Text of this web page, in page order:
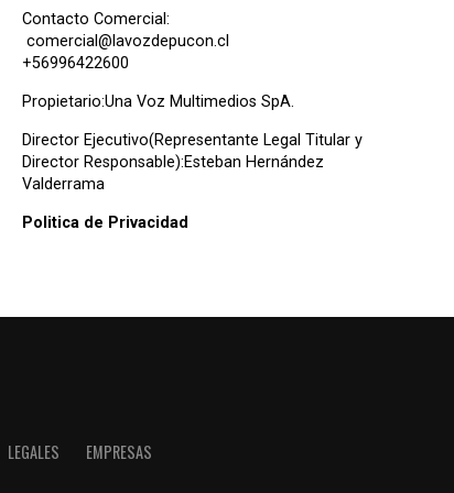
Contacto Comercial:
comercial@lavozdepucon.cl
+56996422600
Propietario:Una Voz Multimedios SpA.
Director Ejecutivo(Representante Legal Titular y
Director Responsable):Esteban Hernández
Valderrama
Politica de Privacidad
LEGALES EMPRESAS